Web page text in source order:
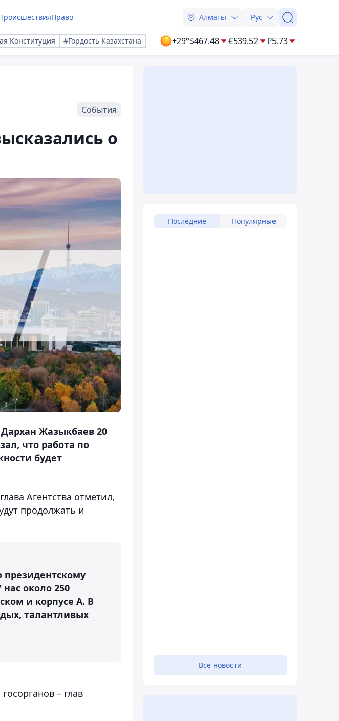
Право Алматы Рус
Конституция #Гордость Казахстана +29°$467.48 €539.52 ₽5.73
События
о
Жазыкбаев 20
что работа по
будет
Агентства отметил,
продолжать и
президентскому
около 250
и корпусе А. В
талантливых
– глав
Последние Популярные
Все новости